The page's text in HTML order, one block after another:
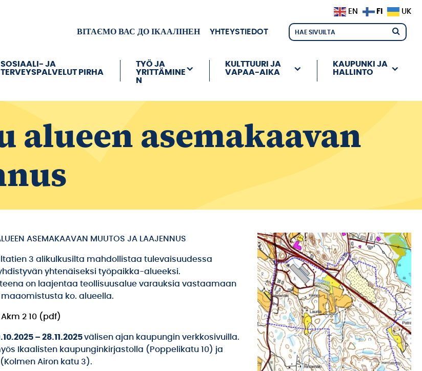
ВІТАЄМО ВАС ДО ІКААЛІНЕН YHTEYSTIEDOT
SOSIAALI- JA
TERVEYSPALVELUT PIRHA
TYÖ JA
YRITTÄMINE
N
KULTTUURI JA
VAPAA-AIKA
KAUPUNKI JA
HALLINTO
alueen asemakaavan
ASEMAKAAVAN MUUTOS JA LAAJENNUS
3 alikulkusilta mahdollistaa tulevaisuudessa
yhtenäiseksi työpaikka-alueeksi.
on laajentaa teollisuusalue varauksia vastaamaan
maaomistusta ko. alueella.
2 10 (pdf)
– 28.11.2025välisen ajan kaupungin verkkosivuilla.
Ikaalisten kaupunginkirjastolla (Poppelikatu 10) ja
Airon katu 3).
EN FI UK